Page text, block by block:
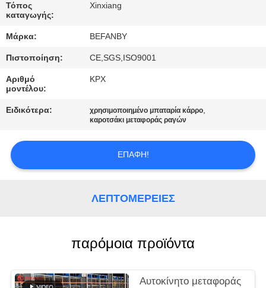
ΈΛΕΓΧΟΣ
ΜΑΣ
ΕΛΆΤΕ
ΣΕ
ΕΙΔΉΣΕΙΣ
ΖΗΤΉΣΤΕ
ΑΠΌΣΠΑΣΜΑ
SITEMAP
Τόπος
καταγωγής:
Xinxiang
Μάρκα: BEFANBY
Πιστοποίηση: CE,SGS,ISO9001
Αριθμό
μοντέλου:
KPX
Ειδικότερα: χρησιμοποιημένο μπαταρία κάρρο,
καροτσάκι μεταφοράς ραγών
ΕΠΑΦΉ!
ΛΕΠΤΟΜΈΡΕΙΕΣ
παρόμοια προϊόντα
Αυτοκίνητο μεταφοράς